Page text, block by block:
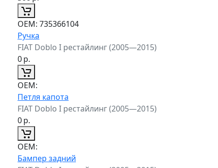
ОЕМ: 735366104
Ручка
FIAT Doblo I рестайлинг (2005—2015)
0р.
ОЕМ:
Петля капота
FIAT Doblo I рестайлинг (2005—2015)
0р.
ОЕМ:
Бампер задний